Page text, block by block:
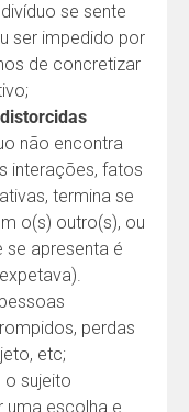
se sente
ser impedido por
de concretizar
não encontra
interações, fatos
termina se
o(s) outro(s), ou
apresenta é
perdas
etc;
o sujeito
uma escolha e